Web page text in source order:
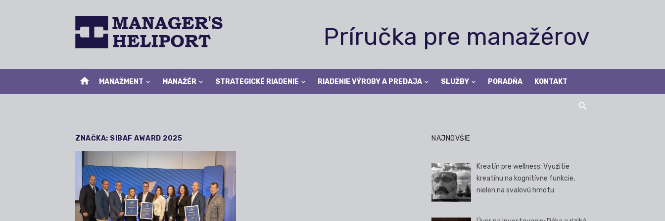
Príručka pre manažérov
home MANAŽMENT MANAŽÉR STRATEGICKÉ RIADENIE RIADENIE VÝROBY A PREDAJA SLUŽBY PORADŇA KONTAKT
ZNAČKA: SIBAF AWARD 2025 NAJNOVŠIE
Kreatín pre wellness: Využitie
kreatínu na kognitívne funkcie,
nielen na svalovú hmotu